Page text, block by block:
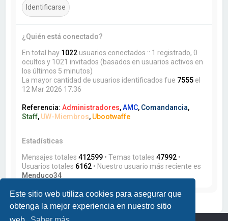
Este sitio web utiliza cookies para asegurar que
obtenga la mejor experiencia en nuestro sitio
¿Quién está conectado?
En total hay 1022 usuarios conectados :: 1 registrado, 0
ocultos y 1021 invitados (basados en usuarios activos en
los últimos 5 minutos)
La mayor cantidad de usuarios identificados fue 7555 el
12 Mar 2026 17:36
Referencia:Administradores,AMC, Comandancia,
Staff, UW-Miembros, Ubootwaffe
Estadísticas
Mensajes totales412599 • Temas totales47992 •
Usuarios totales 6162 • Nuestro usuario más reciente es
Menduco34